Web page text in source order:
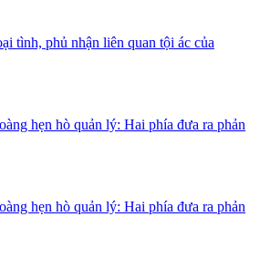
tình, phủ nhận liên quan tội ác của
hẹn hò quản lý: Hai phía đưa ra phản
hẹn hò quản lý: Hai phía đưa ra phản